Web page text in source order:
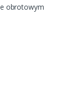
obrotowym